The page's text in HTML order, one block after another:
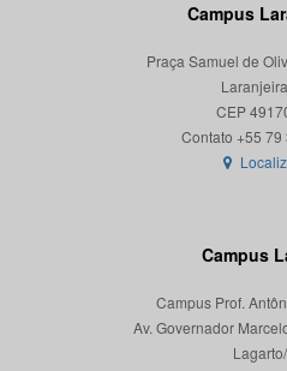
Campus
Praça Samuel de
CEP
Campus
Campus Prof.
Av. Governador